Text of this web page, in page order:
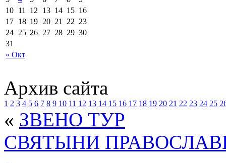
« Окт
10 11 12 13 14 15 16
17 18 19 20 21 22 23
24 25 26 27 28 29 30
31
Архив сайта
1 2 3 4 5 6 7 8 9 10 11 12 13 14 15 16 17 18 19 20 21 22 23 24 25
« ЗВЕНО ТУР
СВЯТЫНИ